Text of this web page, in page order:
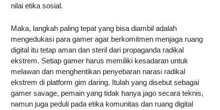
nilai etika sosial.
Maka, langkah paling tepat yang bisa diambil adalah
mengedukasi para gamer agar berkomitmen menjaga ruang
digital itu tetap aman dan steril dari propaganda radikal
ekstrem. Setiap gamer harus memiliki kesadaran untuk
melawan dan menghentikan penyebaran narasi radikal
ekstrem di platform gim daring. Itulah yang disebut sebagai
gamer savage, pemain yang tidak hanya jago secara teknis,
namun juga peduli pada etika komunitas dan ruang digital